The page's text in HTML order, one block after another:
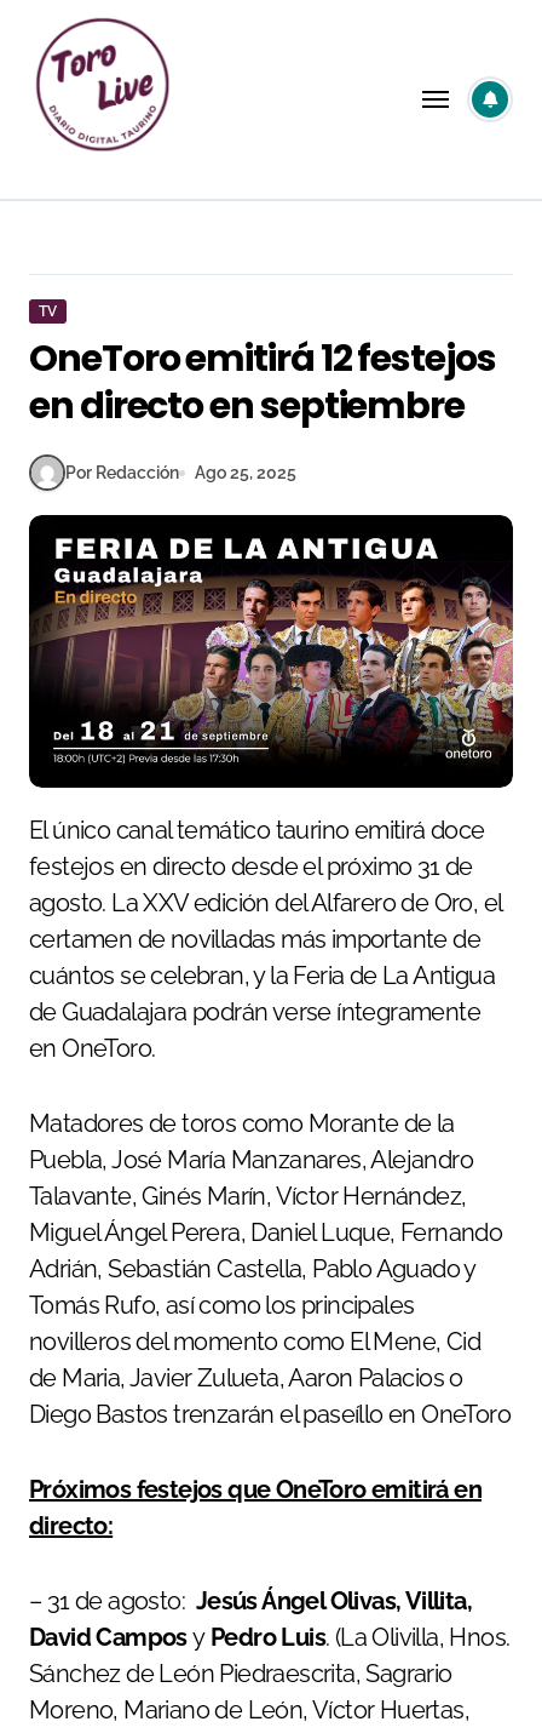
contenido
TV
OneToro emitirá 12 festejos
en directo en septiembre
Por Redacción Ago 25, 2025
El único canal temático taurino emitirá doce
festejos en directo desde el próximo 31 de
agosto. La XXV edición del Alfarero de Oro, el
certamen de novilladas más importante de
cuántos se celebran, y la Feria de La Antigua
de Guadalajara podrán verse íntegramente
en OneToro.
Matadores de toros como Morante de la
Puebla, José María Manzanares, Alejandro
Talavante, Ginés Marín, Víctor Hernández,
Miguel Ángel Perera, Daniel Luque, Fernando
Adrián, Sebastián Castella, Pablo Aguado y
Tomás Rufo, así como los principales
novilleros del momento como El Mene, Cid
de Maria, Javier Zulueta, Aaron Palacios o
Diego Bastos trenzarán el paseíllo en OneToro
Próximos festejos que OneToro emitirá en
directo:
– 31 de agosto: Jesús Ángel Olivas, Villita,
David CamposyPedro Luis. (La Olivilla, Hnos.
Sánchez de León Piedraescrita, Sagrario
Moreno, Mariano de León, Víctor Huertas,